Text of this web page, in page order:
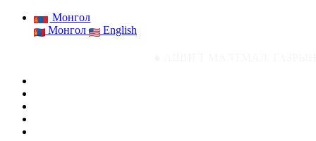
Монгол
Монгол
English